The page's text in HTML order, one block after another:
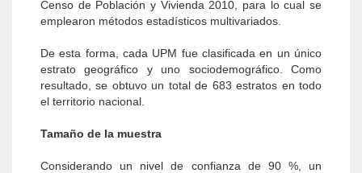
Censo de Población y Vivienda 2010, para lo cual se
emplearon métodos estadísticos multivariados.
De esta forma, cada UPM fue clasificada en un único
estrato geográfico y uno sociodemográfico. Como
resultado, se obtuvo un total de 683 estratos en todo
el territorio nacional.
Tamaño de la muestra
Considerando un nivel de confianza de 90 %, un